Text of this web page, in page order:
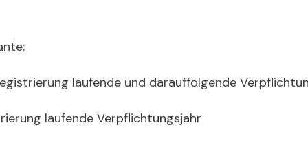
laufende und darauffolgende
laufende Verpflichtungsjahr